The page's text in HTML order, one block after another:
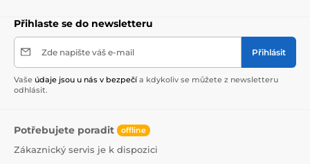
Přihlaste se do newsletteru
Zde napište váš e-mail Přihlásit
Vaše údaje jsou u nás v bezpečí a kdykoliv se můžete z newsletteru
odhlásit.
Potřebujete poradit offline
Zákaznický servis je k dispozici